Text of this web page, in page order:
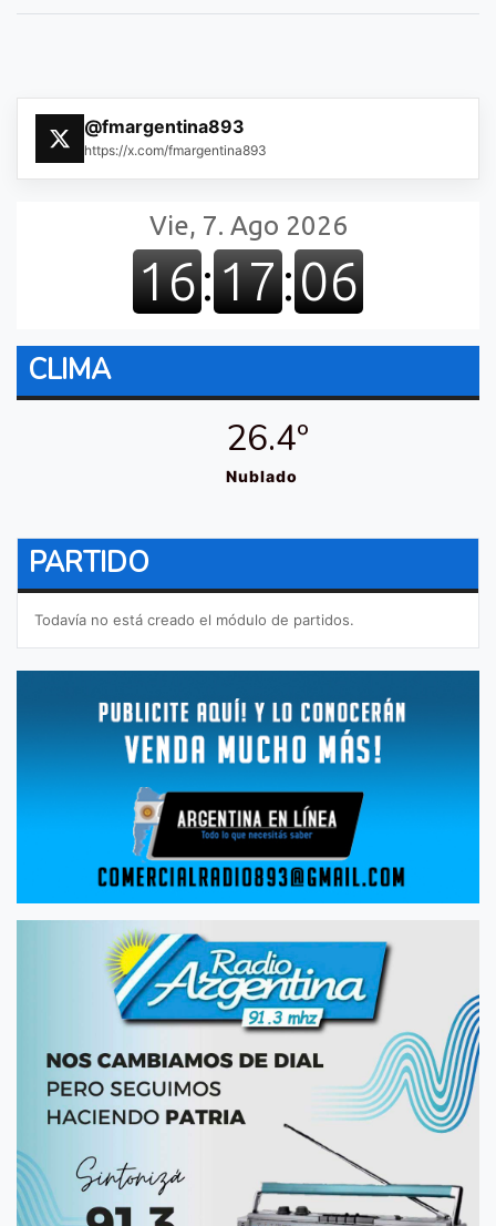
@fmargentina893
https://x.com/fmargentina893
CLIMA
26.4º
Nublado
PARTIDO
Todavía no está creado el módulo de partidos.